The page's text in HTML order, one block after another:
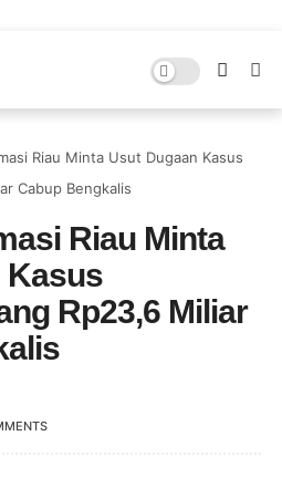
Riau Minta Usut Dugaan Kasus
Cabup Bengkalis
Riau Minta
Kasus
Rp23,6 Miliar